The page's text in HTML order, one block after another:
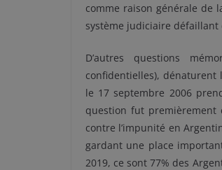
comme raison générale de
système judiciaire défaillant
D’autres questions
confidentielles), dénaturent
le 17 septembre 2006
question fut premièrement
contre l’impunité en
gardant une place
2019, ce sont 77% des